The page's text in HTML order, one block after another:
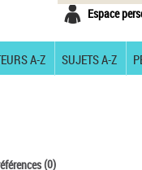
Espace
A-Z SUJETS A-Z
(0)